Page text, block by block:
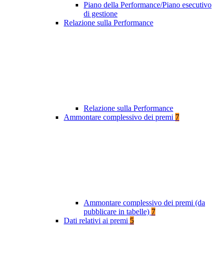
Piano della Performance/Piano esecutivo
di gestione
Relazione sulla Performance
Relazione sulla Performance
Ammontare complessivo dei premi 7
Ammontare complessivo dei premi (da
pubblicare in tabelle) 7
Dati relativi ai premi 5